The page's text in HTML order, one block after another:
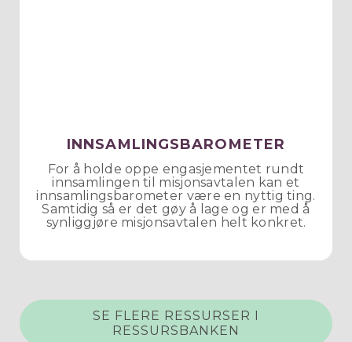
INNSAMLINGSBAROMETER
For å holde oppe engasjementet rundt
innsamlingen til misjonsavtalen kan et
innsamlingsbarometer være en nyttig ting.
Samtidig så er det gøy å lage og er med å
synliggjøre misjonsavtalen helt konkret.
SE FLERE RESSURSER I
RESSURSBANKEN